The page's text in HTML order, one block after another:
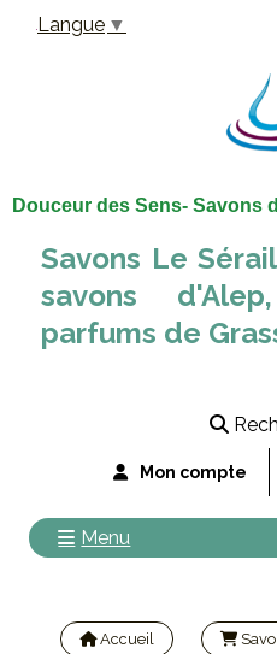
Douceur des Sens- Savons
Savons Le
savons
parfums de
Mon compte
Menu
Accueil
Langue ▼